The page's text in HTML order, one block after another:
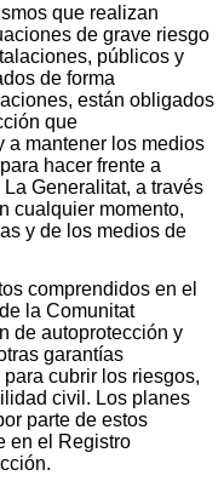
que realizan
de grave riesgo
públicos y
de forma
están obligados
que
a mantener los medios
hacer frente a
Generalitat, a través
cualquier momento,
y de los medios de
comprendidos en el
la Comunitat
de autoprotección y
garantías
cubrir los riesgos,
civil. Los planes
parte de estos
en el Registro